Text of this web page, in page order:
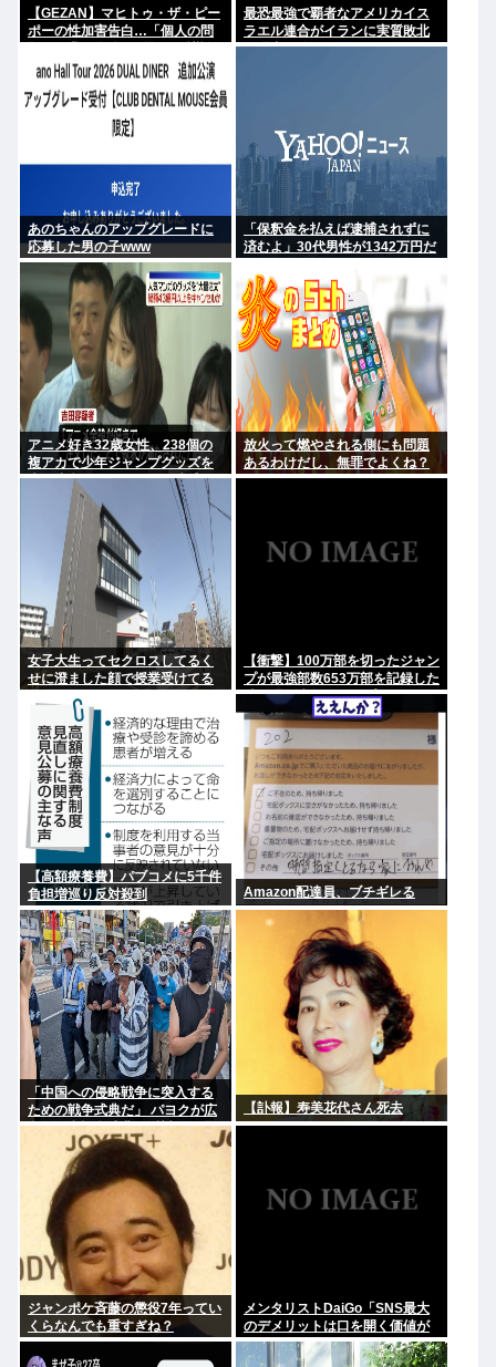
【GEZAN】マヒトゥ・ザ・ピー
ポーの性加害告白…「個人の問
が拡大
最恐最強で覇者なアメリカイス
ラエル連合がイランに実質敗北
な理由、分からない
あのちゃんのアップグレードに
応募した男の子www
「保釈金を払えば逮捕されずに
済むよ」30代男性が1342万円だ
アニメ好き32歳女性、238個の
複アカで少年ジャンプグッズを
大量注文・キャンセルし逮捕
「欲求が満たされた」
放火って燃やされる側にも問題
あるわけだし、無罪でよくね？
女子大生ってセクロスしてるく
せに澄ました顔で授業受けてる
のは何故？？
【衝撃】100万部を切ったジャン
プが最強部数653万部を記録した
時の週刊少年ジャンプの面子が
ヤバすぎる
【高額療養費】パブコメに5千件
負担増巡り反対殺到
Amazon配達員、ブチギレる
「中国への侵略戦争に突入する
ための戦争式典だ」 パヨクが広
島の平和記念式典に反対する理
由が判明
【訃報】寿美花代さん死去
ジャンポケ斉藤の懲役7年ってい
くらなんでも重すぎね？
メンタリストDaiGo「SNS最大
のデメリットは口を開く価値が
ない奴が発信できるようになっ
たこと」